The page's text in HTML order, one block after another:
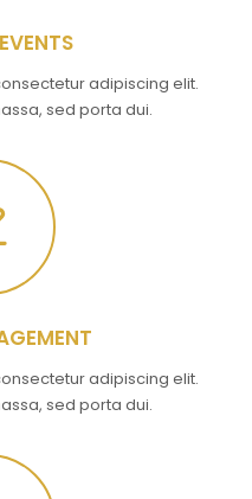
adipiscing elit.
sed porta dui.
adipiscing elit.
sed porta dui.